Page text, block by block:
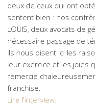
deux de ceux qui ont
sentent bien : nos
LOUIS, deux avocats de
nécessaire passage de
Ils nous disent ici les
leur exercice et les joies
remercie
franchise.
Lire l'interview.